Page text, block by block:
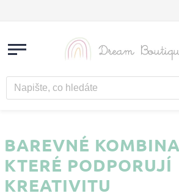
BAREVNÉ
KTERÉ PODPORUJÍ
KREATIVITU